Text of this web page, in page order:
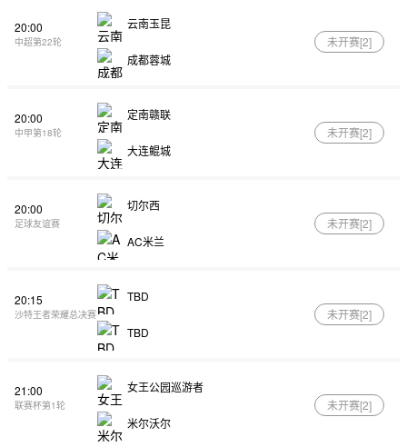
20:00
中超第22轮
云南玉昆
成都蓉城
未开赛[2]
20:00
中甲第18轮
定南赣联
大连鲲城
未开赛[2]
20:00
足球友谊赛
切尔西
AC米兰
未开赛[2]
20:15
沙特王者荣耀总决赛
TBD
TBD
未开赛[2]
21:00
联赛杯第1轮
女王公园巡游者
米尔沃尔
未开赛[2]